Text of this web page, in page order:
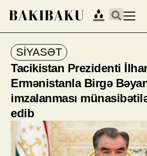
SİYASƏT
Tacikistan Prezidenti
Ermənistanla Birgə
imzalanması
edib